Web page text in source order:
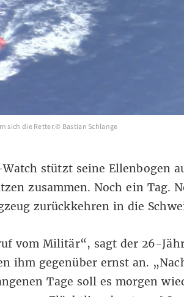
sich die Retter.© Bastian Schlange
stützt seine Ellenbogen
zusammen. Noch ein Tag.
zurückkehren in die
vom Militär“, sagt der 26-
ihm gegenüber ernst an.
Tage soll es morgen